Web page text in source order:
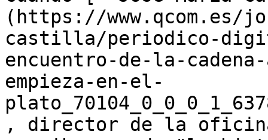
(https://www.qcom.es/
castilla/periodico-
encuentro-de-la-
empieza-en-el-
, director de la oficina